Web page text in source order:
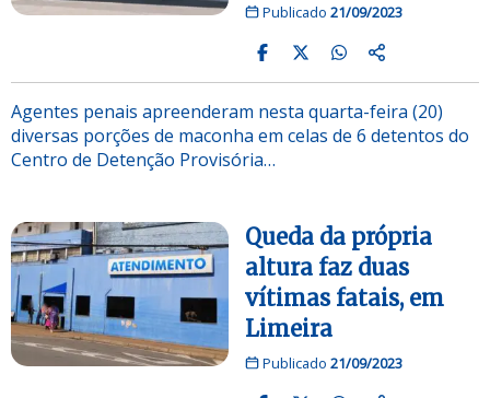
Publicado 21/09/2023
Agentes penais apreenderam nesta quarta-feira (20)
diversas porções de maconha em celas de 6 detentos do
Centro de Detenção Provisória…
Queda da própria
altura faz duas
vítimas fatais, em
Limeira
Publicado 21/09/2023